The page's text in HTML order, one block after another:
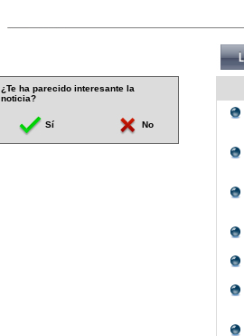
¿Te ha parecido interesante la
noticia?
Sí No